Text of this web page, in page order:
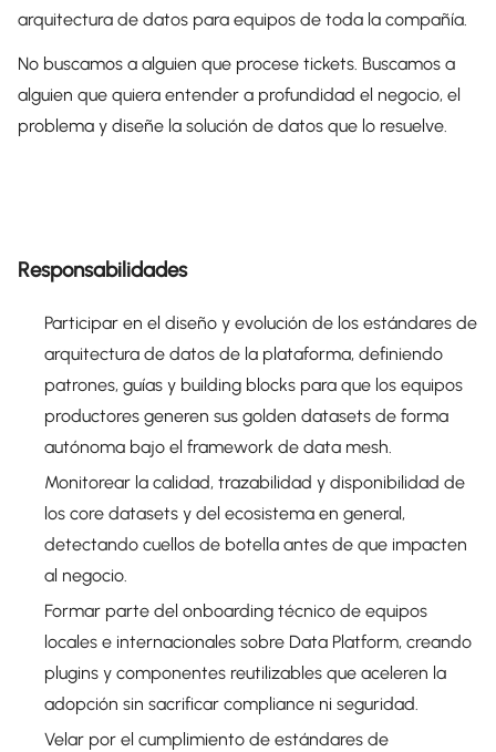
arquitectura de datos para equipos de toda la compañía.
No buscamos a alguien que procese tickets. Buscamos a
alguien que quiera entender a profundidad el negocio, el
problema y diseñe la solución de datos que lo resuelve.
Responsabilidades
Participar en el diseño y evolución de los estándares de
arquitectura de datos de la plataforma, definiendo
patrones, guías y building blocks para que los equipos
productores generen sus golden datasets de forma
autónoma bajo el framework de data mesh.
Monitorear la calidad, trazabilidad y disponibilidad de
los core datasets y del ecosistema en general,
detectando cuellos de botella antes de que impacten
al negocio.
Formar parte del onboarding técnico de equipos
locales e internacionales sobre Data Platform, creando
plugins y componentes reutilizables que aceleren la
adopción sin sacrificar compliance ni seguridad.
Velar por el cumplimiento de estándares de